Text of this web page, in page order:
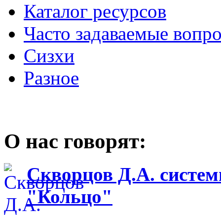
Каталог ресурсов
Часто задаваемые
Сизхи
Разное
О нас говорят:
Скворцов Д.А.
"Кольцо"